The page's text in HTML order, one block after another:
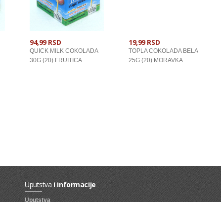
94,99 RSD
QUICK MILK COKOLADA
30G (20) FRUITICA
19,99 RSD
TOPLA COKOLADA BELA
25G (20) MORAVKA
Uputstva i informacije
Uputstva